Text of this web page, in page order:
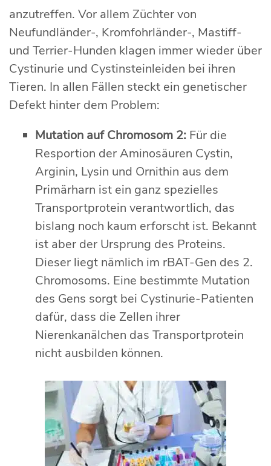
anzutreffen. Vor allem Züchter von
Neufundländer-, Kromfohrländer-, Mastiff-
und Terrier-Hunden klagen immer wieder über
Cystinurie und Cystinsteinleiden bei ihren
Tieren. In allen Fällen steckt ein genetischer
Defekt hinter dem Problem:
Mutation auf Chromosom 2: Für die
Resportion der Aminosäuren Cystin,
Arginin, Lysin und Ornithin aus dem
Primärharn ist ein ganz spezielles
Transportprotein verantwortlich, das
bislang noch kaum erforscht ist. Bekannt
ist aber der Ursprung des Proteins.
Dieser liegt nämlich im rBAT-Gen des 2.
Chromosoms. Eine bestimmte Mutation
des Gens sorgt bei Cystinurie-Patienten
dafür, dass die Zellen ihrer
Nierenkanälchen das Transportprotein
nicht ausbilden können.